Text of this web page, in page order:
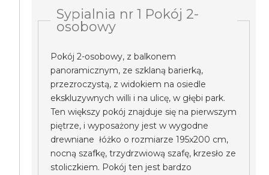
Sypialnia nr 1 Pokój 2-
osobowy
Pokój 2-osobowy, z balkonem
panoramicznym, ze szklaną barierką,
przezroczystą, z widokiem na osiedle
ekskluzywnych willi i na ulicę, w głębi park.
Ten większy pokój znajduje się na pierwszym
piętrze, i wyposażony jest w wygodne
drewniane łóżko o rozmiarze 195x200 cm,
nocną szafkę, trzydrzwiową szafę, krzesło ze
stoliczkiem. Pokój ten jest bardzo